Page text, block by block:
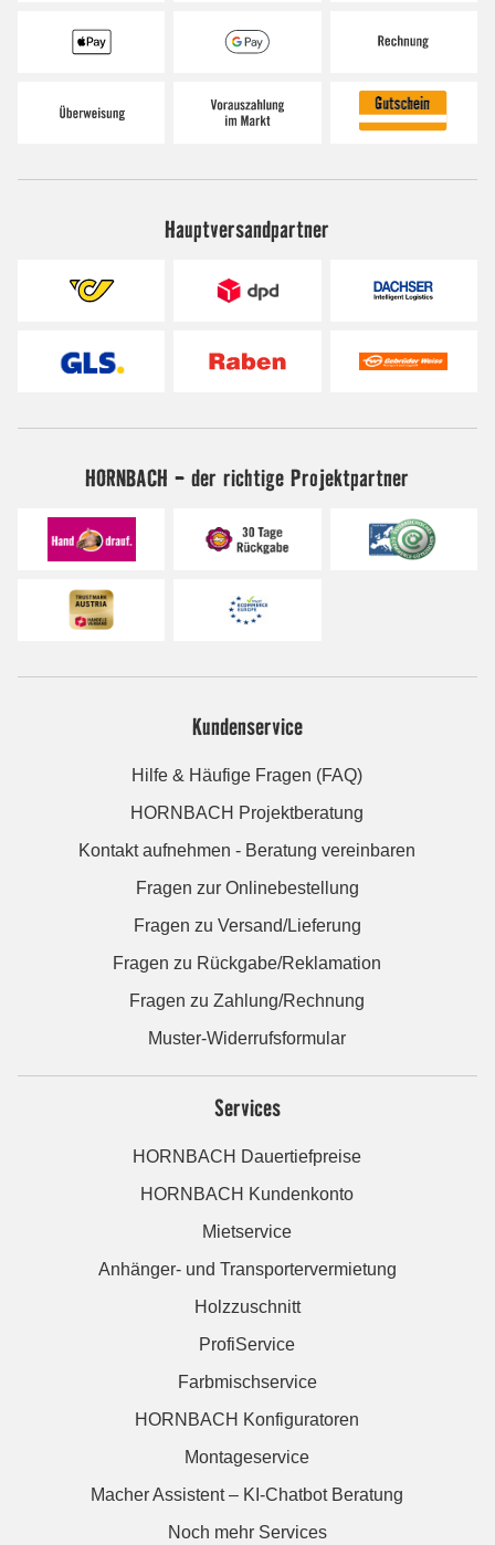
Hauptversandpartner
HORNBACH - der richtige Projektpartner
Kundenservice
Hilfe & Häufige Fragen (FAQ)
HORNBACH Projektberatung
Kontakt aufnehmen - Beratung vereinbaren
Fragen zur Onlinebestellung
Fragen zu Versand/Lieferung
Fragen zu Rückgabe/Reklamation
Fragen zu Zahlung/Rechnung
Muster-Widerrufsformular
Services
HORNBACH Dauertiefpreise
HORNBACH Kundenkonto
Mietservice
Anhänger- und Transportervermietung
Holzzuschnitt
ProfiService
Farbmischservice
HORNBACH Konfiguratoren
Montageservice
Macher Assistent – KI-Chatbot Beratung
Noch mehr Services